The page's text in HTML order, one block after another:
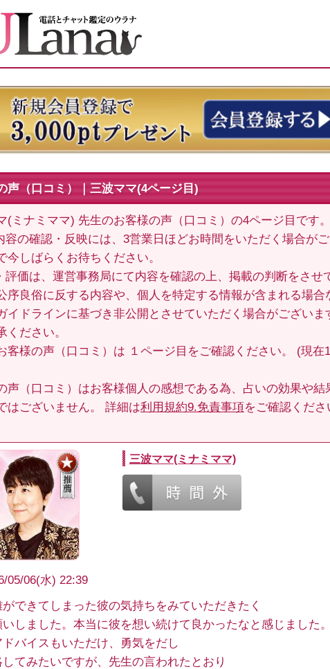
声（口コミ）｜三波ママ(4ページ目)
(ミナミママ) 先生のお客様の声（口コミ）の4ページ目です
容の確認・反映には、3営業日ほどお時間をいただく場合が
今しばらくお待ちください。
評価は、運営事務局にて内容を確認の上、掲載の判断をさせ
序良俗に反する内容や、個人を特定する情報が含まれる場合
イドラインに基づき非公開とさせていただく場合がございま
ください。
客様の声（口コミ）は １ページ目 をご確認ください。 (現在
声（口コミ）はお客様個人の感想である為、占いの効果や結
はございません。 詳細は利用規約9.免責事項をご確認くださ
三波ママ(ミナミママ)
05/06(水) 22:39
ができてしまった彼の気持ちをみていただきたく
いしました。本当に彼を想い続けて良かったなと感じました
ドバイスもいただけ、勇気をだし
てみたいですが、先生の言われたとおり